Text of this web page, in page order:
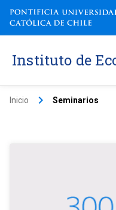
Instituto de
Inicio keyboard_arrow_right Seminarios